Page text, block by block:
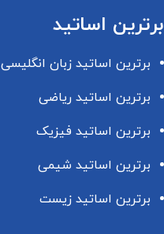
برترین اساتید
برترین اساتید زبان انگلیسی
برترین اساتید ریاضی
برترین اساتید فیزیک
برترین اساتید شیمی
برترین اساتید زیست